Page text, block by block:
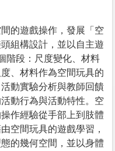
的遊戲操作，發展「空
組構設計，並以自主遊
階段：尺度變化、材料
、材料作為空間玩具的
動實驗分析與教師回饋
動行為與活動特性。空
作經驗從手部上到肢體
空間玩具的遊戲學習，
的幾何空間，並以身體